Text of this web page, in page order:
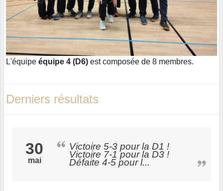
L'équipe équipe 4 (D6) est composée de 8 membres.
Derniers résultats
30
mai
Victoire 5-3 pour la D1 !
Victoire 7-1 pour la D3 !
Défaite 4-5 pour l...